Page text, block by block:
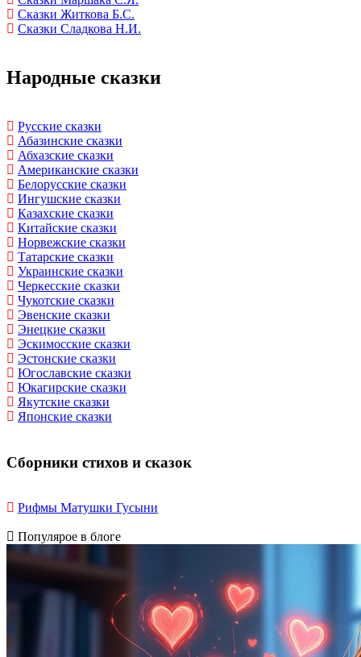
Сказки Житкова Б.С.
Сказки Сладкова Н.И.
Народные сказки
Русские сказки
Абазинские сказки
Абхазские сказки
Американские сказки
Белорусские сказки
Ингушские сказки
Казахские сказки
Китайские сказки
Норвежские сказки
Татарские сказки
Украинские сказки
Черкесские сказки
Чукотские сказки
Эвенские сказки
Энецкие сказки
Эскимосские сказки
Эстонские сказки
Югославские сказки
Юкагирские сказки
Якутские сказки
Японские сказки
Сборники стихов и сказок
Рифмы Матушки Гусыни
Популярое в блоге